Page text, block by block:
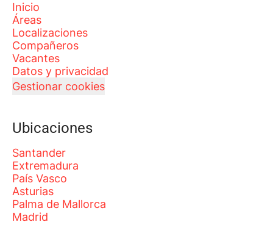
Inicio
Áreas
Localizaciones
Compañeros
Vacantes
Datos y privacidad
Gestionar cookies
Ubicaciones
Santander
Extremadura
País Vasco
Asturias
Palma de Mallorca
Madrid